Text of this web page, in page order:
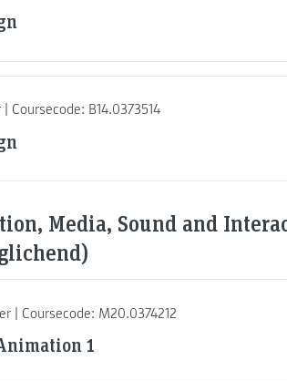
Coursecode: B14.0373514
Media, Sound and
| Coursecode: M20.0374212
1